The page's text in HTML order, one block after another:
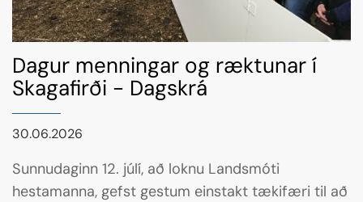
Dagur menningar og ræktunar í
Skagafirði - Dagskrá
30.06.2026
Sunnudaginn 12. júlí, að loknu Landsmóti
hestamanna, gefst gestum einstakt tækifæri til að